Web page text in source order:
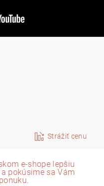
Strážiť cenu
e-shope lepšiu
pokúsime sa Vám